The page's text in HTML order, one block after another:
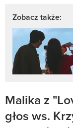
Zobacz także:
Malika z
głos ws.